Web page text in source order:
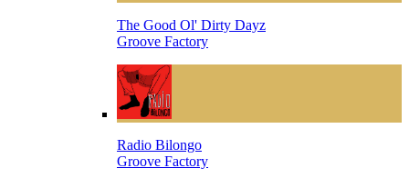
The Good Ol' Dirty Dayz
Groove Factory
Radio Bilongo
Groove Factory